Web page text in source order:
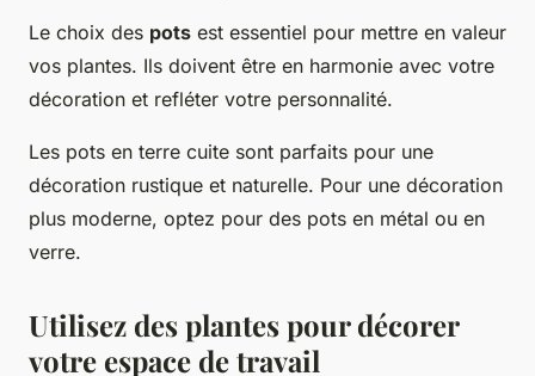
Le choix des pots est essentiel pour mettre en valeur
vos plantes. Ils doivent être en harmonie avec votre
décoration et refléter votre personnalité.
Les pots en terre cuite sont parfaits pour une
décoration rustique et naturelle. Pour une décoration
plus moderne, optez pour des pots en métal ou en
verre.
Utilisez des plantes pour décorer
votre espace de travail